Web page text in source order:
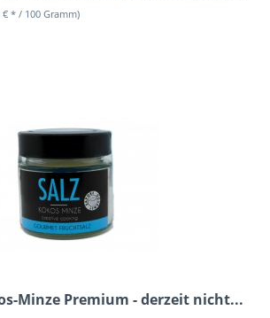
€ * / 100 Gramm)
Minze Premium - derzeit nicht...